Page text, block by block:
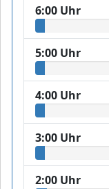
6:00 Uhr
5:00 Uhr
4:00 Uhr
3:00 Uhr
2:00 Uhr